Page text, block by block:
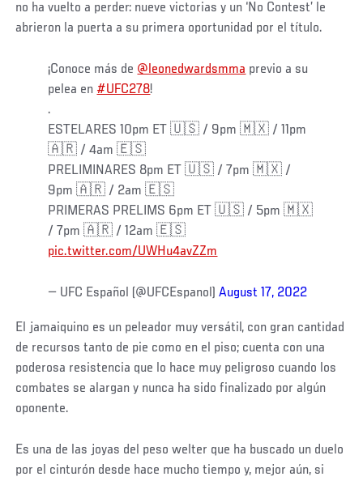
no ha vuelto a perder: nueve victorias y un ‘No Contest’ le
abrieron la puerta a su primera oportunidad por el título.
¡Conoce más de @leonedwardsmma previo a su
pelea en #UFC278!
.
ESTELARES 10pm ET 🇺🇸 / 9pm 🇲🇽 / 11pm
🇦🇷 / 4am 🇪🇸
PRELIMINARES 8pm ET 🇺🇸 / 7pm 🇲🇽 /
9pm 🇦🇷 / 2am 🇪🇸
PRIMERAS PRELIMS 6pm ET 🇺🇸 / 5pm 🇲🇽
/ 7pm 🇦🇷 / 12am 🇪🇸
pic.twitter.com/UWHu4avZZm
— UFC Español (@UFCEspanol)August 17, 2022
El jamaiquino es un peleador muy versátil, con gran cantidad
de recursos tanto de pie como en el piso; cuenta con una
poderosa resistencia que lo hace muy peligroso cuando los
combates se alargan y nunca ha sido finalizado por algún
oponente.
Es una de las joyas del peso welter que ha buscado un duelo
por el cinturón desde hace mucho tiempo y, mejor aún, si